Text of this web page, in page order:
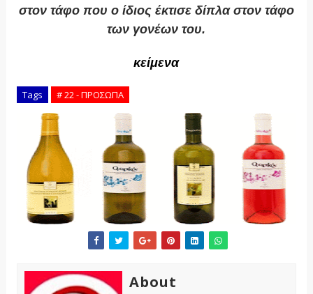
στον τάφο που ο ίδιος έκτισε δίπλα στον τάφο
των γονέων του.
κείμενα
Tags # 22 - ΠΡΟΣΩΠΑ
About